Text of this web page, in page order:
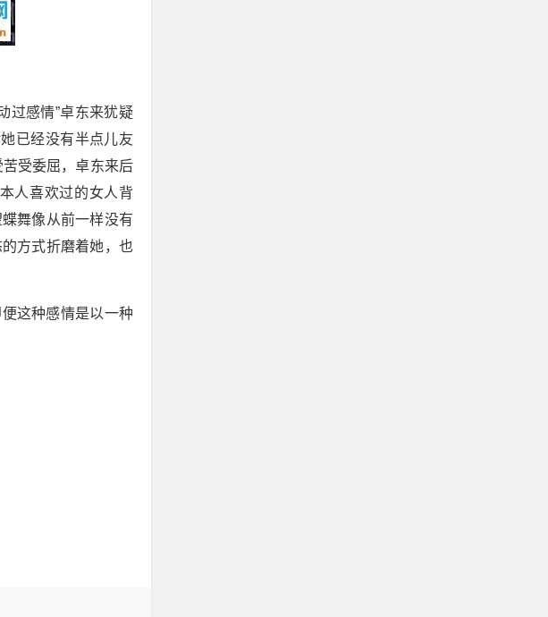
过感情”卓东来犹疑
已经没有半点儿友
受委屈，卓东来后
人喜欢过的女人背
舞像从前一样没有
方式折磨着她，也
这种感情是以一种